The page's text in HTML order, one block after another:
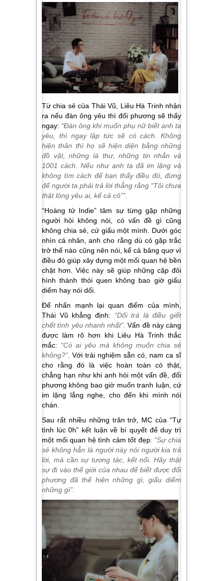
Từ chia sẻ của Thái Vũ, Liêu Hà Trinh nhận
ra nếu đàn ông yêu thì đối phương sẽ thấy
ngay: “Đàn ông khi muốn phụ nữ biết anh ta
yêu, thì ngay lập tức sẽ có cách. Không
hiện thân thì họ sẽ hiện diện bằng những
đồ vật, những lá thư, những tin nhắn và
1001 cách. Nếu như anh ta đã im lặng và
không tìm cách để bạn thấy điều đó, đừng
để người ta phải trả lời thẳng rằng “Tôi chưa
thật lòng yêu ai, kể cả cô””.
“Hoàng tử Indie” tâm sự từng gặp những
người hỏi không nói, có vấn đề gì cũng
không chia sẻ, cứ giấu một mình. Dưới góc
nhìn cá nhân, anh cho rằng dù có gặp trắc
trở thế nào cũng nên nói, kể cả bâng quơ vì
điều đó giúp xây dựng một mối quan hệ bền
chặt hơn. Việc này sẽ giúp những cặp đôi
hình thành thói quen không bao giờ giấu
diếm hay nói dối.
Để nhấn mạnh lại quan điểm của mình,
Thái Vũ khẳng định: “Dối trá là điều giết
chết tình yêu nhanh nhất”. Vấn đề này càng
được làm rõ hơn khi Liêu Hà Trinh thắc
mắc: “Có ai yêu mà không muốn chia sẻ
không?” . Với trải nghiệm sẵn có, nam ca sĩ
cho rằng đó là việc hoàn toàn có thật,
chẳng hạn như khi anh hỏi một vấn đề, đối
phương không bao giờ muốn tranh luận, cứ
im lặng lắng nghe, cho đến khi mình nói
chán.
Sau rất nhiều những trăn trở, MC của “Tự
tình lúc 0h” kết luận về bí quyết để duy trì
một mối quan hệ tình cảm tốt đẹp: “Sự chia
sẻ không hẳn là người này nói người kia trả
lời, mà cần sự tương tác, kết nối. Hãy thật
sự đi vào thế giới của nhau để biết được đối
phương đã thể hiện những gì, giấu diếm
những gì”.